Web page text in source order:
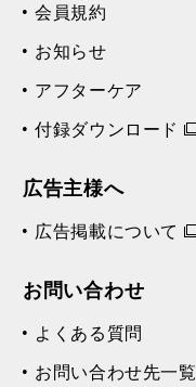
会員規約
お知らせ
アフターケア
付録ダウンロード
広告主様へ
広告掲載について
お問い合わせ
よくある質問
お問い合わせ先一覧